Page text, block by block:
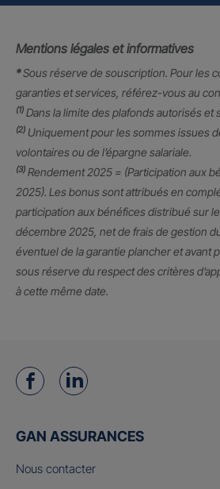
Mentions légales et informatives
*Sous réserve de souscription. Pour les
garanties et services, référez-vous au
(1) Dans la limite des plafonds autorisés et
(2) Uniquement pour les sommes issues
volontaires ou de l’épargne salariale.
(3) Rendement 2025 = (Participation aux
2025). Les bonus sont attribués en
participation aux bénéfices distribué sur
décembre 2025, net de frais de gestion
éventuel de la garantie plancher et avant
sous réserve du respect des critères
à cette même date.
GAN ASSURANCES
Nous contacter